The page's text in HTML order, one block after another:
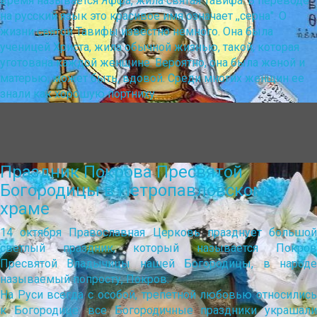
на русский язык это красивое имя означает ,,серна". О
жизни святой Тавифы известно немного. Она была
ученицей Христа, жила обычной жизнью, такой, которая
уготована каждой женщине. Вероятно, она была женой и
матерью, может быть, вдовой. Среди многих женщин ее
знали как хорошую портниху.
Праздник Покрова Пресвятой
Богородицы в Петропавловском
храме
14 октября Православная Церковь празднует большой
светлый праздник, который называется Покров
Пресвятой Владычицы нашей Богородицы, в народе
называемый попросту, Покров.
На Руси всегда с особой, трепетной любовью относились
к Богородице: все Богородичные праздники украшали